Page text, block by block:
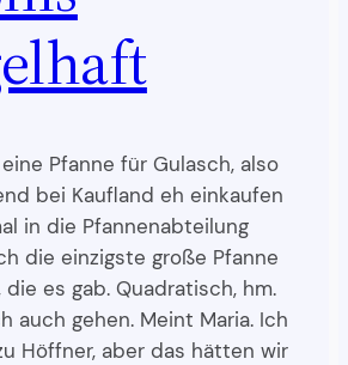
Pfanne für Gulasch, also
bei Kaufland eh einkaufen
in die Pfannenabteilung
die einzigste große Pfanne
es gab. Quadratisch, hm.
auch gehen. Meint Maria. Ich
Höffner, aber das hätten wir